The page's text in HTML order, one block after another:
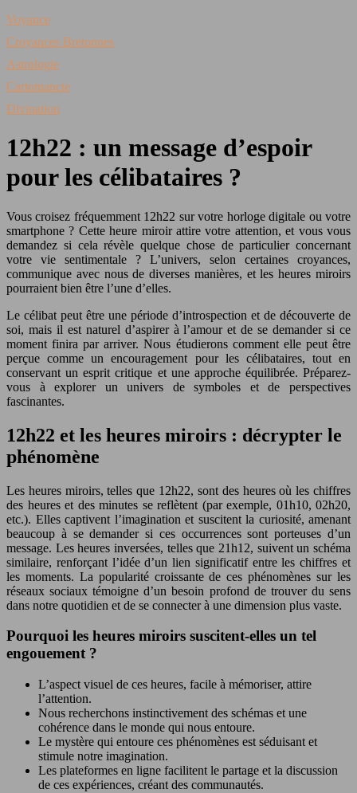
Voyance
Croyances Bretonnes
Astrologie
Cartomancie
Divination
12h22 : un message d’espoir
pour les célibataires ?
Vous croisez fréquemment 12h22 sur votre horloge digitale ou votre
smartphone ? Cette heure miroir attire votre attention, et vous vous
demandez si cela révèle quelque chose de particulier concernant
votre vie sentimentale ? L’univers, selon certaines croyances,
communique avec nous de diverses manières, et les heures miroirs
pourraient bien être l’une d’elles.
Le célibat peut être une période d’introspection et de découverte de
soi, mais il est naturel d’aspirer à l’amour et de se demander si ce
moment finira par arriver. Nous étudierons comment elle peut être
perçue comme un encouragement pour les célibataires, tout en
conservant un esprit critique et une approche équilibrée. Préparez-
vous à explorer un univers de symboles et de perspectives
fascinantes.
12h22 et les heures miroirs : décrypter le
phénomène
Les heures miroirs, telles que 12h22, sont des heures où les chiffres
des heures et des minutes se reflètent (par exemple, 01h10, 02h20,
etc.). Elles captivent l’imagination et suscitent la curiosité, amenant
beaucoup à se demander si ces occurrences sont porteuses d’un
message. Les heures inversées, telles que 21h12, suivent un schéma
similaire, renforçant l’idée d’un lien significatif entre les chiffres et
les moments. La popularité croissante de ces phénomènes sur les
réseaux sociaux témoigne d’un besoin profond de trouver du sens
dans notre quotidien et de se connecter à une dimension plus vaste.
Pourquoi les heures miroirs suscitent-elles un tel
engouement ?
L’aspect visuel de ces heures, facile à mémoriser, attire
l’attention.
Nous recherchons instinctivement des schémas et une
cohérence dans le monde qui nous entoure.
Le mystère qui entoure ces phénomènes est séduisant et
stimule notre imagination.
Les plateformes en ligne facilitent le partage et la discussion
de ces expériences, créant des communautés.